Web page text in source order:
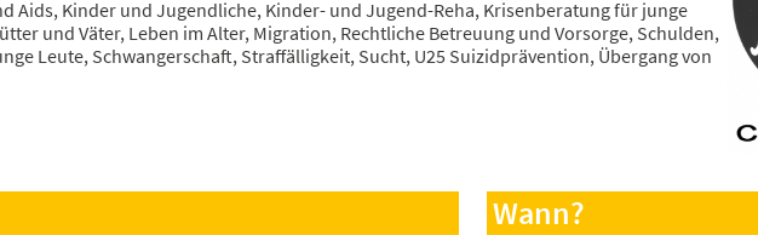
Aids, Kinder und Jugendliche, Kinder- und Jugend-Reha, Krisenberatung für junge
und Väter, Leben im Alter, Migration, Rechtliche Betreuung und Vorsorge, Schulden,
Leute, Schwangerschaft, Straffälligkeit, Sucht, U25 Suizidprävention, Übergang von
Wann?